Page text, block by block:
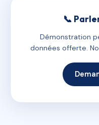
📞
Démonstration
données offerte.